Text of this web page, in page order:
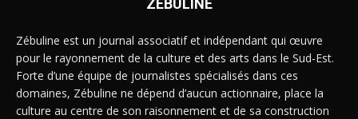
ZÉBULINE
Zébuline est un journal associatif et indépendant qui œuvre
pour le rayonnement de la culture et des arts dans le Sud-Est.
Forte d’une équipe de journalistes spécialisés dans ces
domaines, Zébuline ne dépend d’aucun actionnaire, place la
culture au centre de son raisonnement et de sa construction